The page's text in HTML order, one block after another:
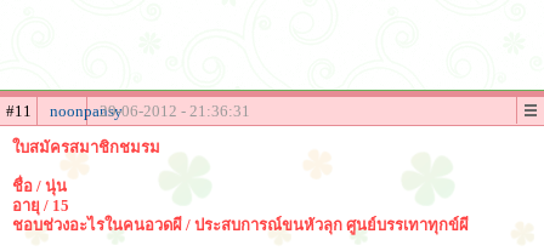
#11 noonpansy29-06-2012 - 21:36:31
ใบสมัครสมาชิกชมรม
ชื่อ / นุ่น
อายุ / 15
ชอบช่วงอะไรในคนอวดผี / ประสบการณ์ขนหัวลุก ศูนย์บรรเทาทุกข์ผี